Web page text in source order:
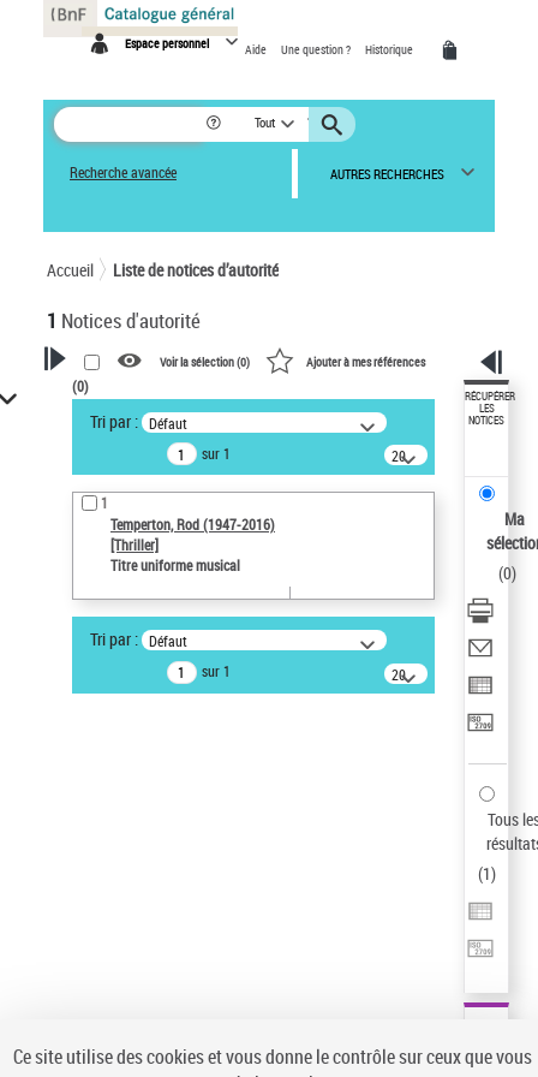
Espace personnel Aide Une question ? Historique
Tout
Recherche avancée AUTRES RECHERCHES
Accueil Liste de notices d’autorité
1 Notices d'autorité
VOTRE RECHERCHE
Recherche avancée dans les
notices d’autorité
Œuvres liées à l'auteur :
Temperton, Rod (1947-2016)
Auteur d’œuvre
ne s'applique pas
Statut de la notice d’autorité
Pays
Voir la sélection (0) Ajouter à mes références
(0)
Tri par : Défaut
sur 1
20
résultats/page
1
Temperton, Rod (1947-2016)
[Thriller]
Titre uniforme musical
Tri par : Défaut
sur 1
20
résultats/page
RÉCUPÉRER
LES
NOTICES
Ma
(0)
Tous
(1)
Panneau de gestion des cookies
Ce site utilise des cookies et vous donne le contrôle sur ceux que vous